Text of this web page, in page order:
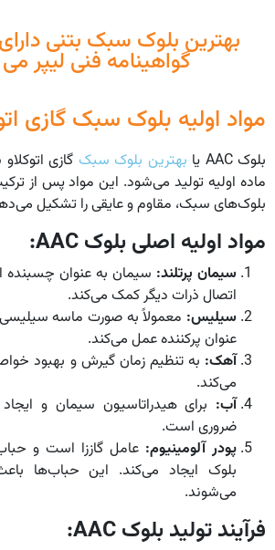
بهترین بلوک سبک بتنی
گواهینامه فنی لیپر
مواد اولیه بلوک سبک گازی
بلوک AAC یا بهترین بلوک سبک گازی
ماده اولیه تولید می‌شود. این مواد پس از
بلوک‌های سبک، مقاوم و عایقی را تشکیل
مواد اولیه اصلی بلوک
سیمان پرتلند: سیمان به عنوان
اتصال ذرات دیگر کمک می‌کند.
سیلیس: معمولاً به صورت ماسه
عنوان پرکننده عمل می‌کند.
آهک: به تنظیم زمان گیرش و بهبود
می‌کند.
آب: برای هیدراتاسیون سیمان و
ضروری است.
پودر آلومینیوم: عامل گاززا است و
بلوک ایجاد می‌کند. این حباب‌ها
می‌شوند.
فرآیند تولید بلوک